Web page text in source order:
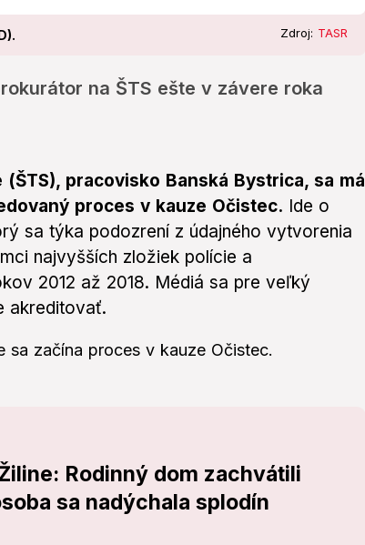
Zdroj: TASR
na ŠTS ešte v závere roka
pracovisko Banská Bystrica, sa má
proces v kauze Očistec. Ide o
sa týka podozrení z údajného vytvorenia
najvyšších zložiek polície a
2012 až 2018. Médiá sa pre veľký
akreditovať.
sa začína proces v kauze Očistec.
Rodinný dom zachvátili
sa nadýchala splodín